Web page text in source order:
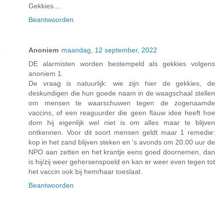
Gekkies....
Beantwoorden
Anoniem maandag, 12 september, 2022
DE alarmisten worden bestempeld als gekkies volgens
anoniem 1.
De vraag is natuurlijk: wie zijn hier de gekkies, de
deskundigen die hun goede naam in de waagschaal stellen
om mensen te waarschuwen tegen de zogenaamde
vaccins, of een reaguurder die geen flauw idee heeft hoe
dom hij eigenlijk wel niet is om alles maar te blijven
ontkennen. Voor dit soort mensen geldt maar 1 remedie:
kop in het zand blijven steken en 's avonds om 20.00 uur de
NPO aan zetten en het krantje eens goed doornemen, dan
is hij/zij weer gehersenspoeld en kan er weer even tegen tot
het vaccin ook bij hem/haar toeslaat.
Beantwoorden